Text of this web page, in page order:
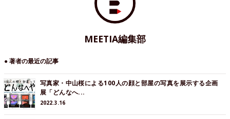
MEETIA編集部
● 著者の最近の記事
写真家・中山桜による100人の顔と部屋の写真を展示する企画
展「どんなへ...
2022.3.16